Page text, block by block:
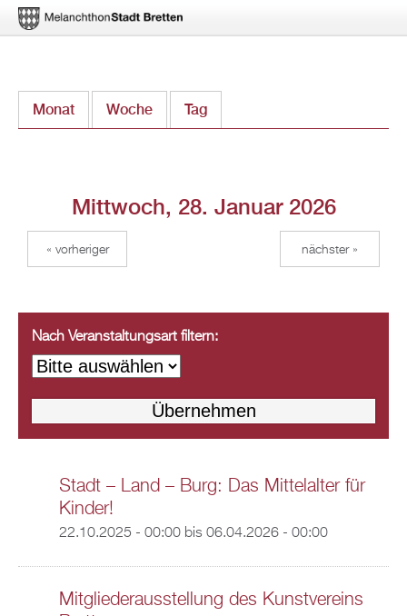
zum
Monat Woche Tag
Mittwoch, 28. Januar 2026
« vorheriger nächster »
Nach Veranstaltungsart filtern:
Stadt – Land – Burg: Das Mittelalter für
Kinder!
22.10.2025 - 00:00bis 06.04.2026 - 00:00
Mitgliederausstellung des Kunstvereins